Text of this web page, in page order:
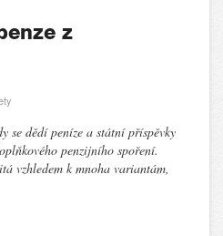
z
se dědí peníze a státní příspěvky
penzijního spoření.
vzhledem k mnoha variantám,